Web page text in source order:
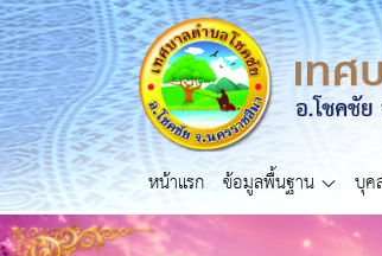
หน้าแรก ข้อมูลพื้นฐาน บุค